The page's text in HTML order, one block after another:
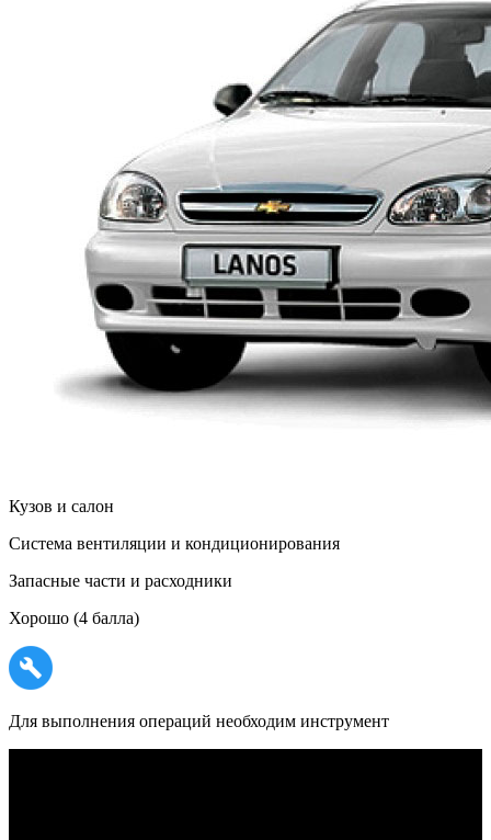
Кузов и салон
Система вентиляции и кондиционирования
Запасные части и расходники
Хорошо (4 балла)
Для выполнения операций необходим инструмент